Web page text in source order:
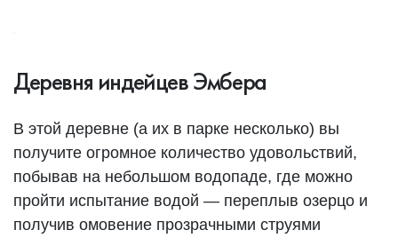
Деревня индейцев Эмбера
В этой деревне (а их в парке несколько) вы
получите огромное количество удовольствий,
побывав на небольшом водопаде, где можно
пройти испытание водой — переплыв озерцо и
получив омовение прозрачными струями